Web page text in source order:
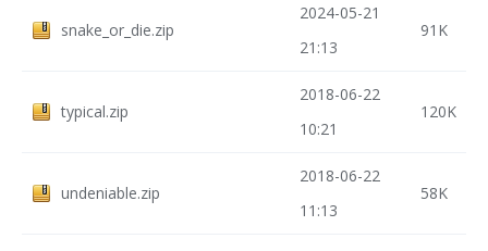
snake_or_die.zip
2024-05-21
21:13
91K
typical.zip
2018-06-22
10:21
120K
undeniable.zip
2018-06-22
11:13
58K